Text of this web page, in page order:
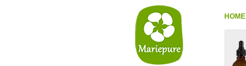
HOME